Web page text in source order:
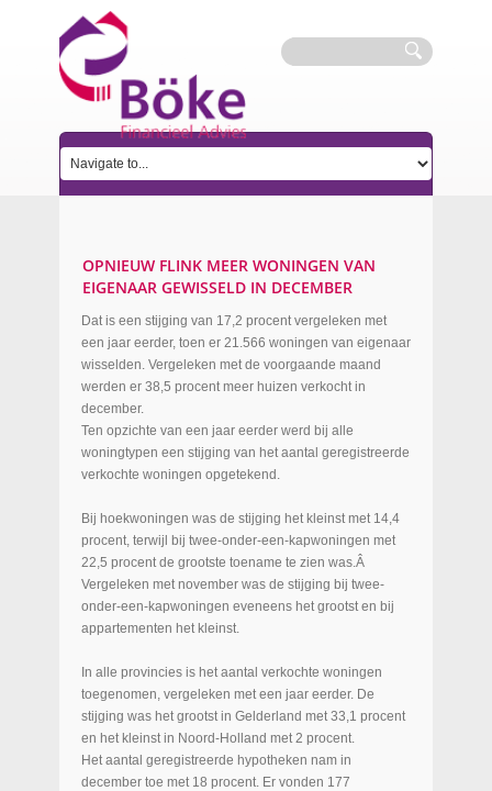
OPNIEUW FLINK MEER WONINGEN VAN
EIGENAAR GEWISSELD IN DECEMBER
Dat is een stijging van 17,2 procent vergeleken met
een jaar eerder, toen er 21.566 woningen van eigenaar
wisselden. Vergeleken met de voorgaande maand
werden er 38,5 procent meer huizen verkocht in
december.
Ten opzichte van een jaar eerder werd bij alle
woningtypen een stijging van het aantal geregistreerde
verkochte woningen opgetekend.
Bij hoekwoningen was de stijging het kleinst met 14,4
procent, terwijl bij twee-onder-een-kapwoningen met
22,5 procent de grootste toename te zien was.Â
Vergeleken met november was de stijging bij twee-
onder-een-kapwoningen eveneens het grootst en bij
appartementen het kleinst.
In alle provincies is het aantal verkochte woningen
toegenomen, vergeleken met een jaar eerder. De
stijging was het grootst in Gelderland met 33,1 procent
en het kleinst in Noord-Holland met 2 procent.
Het aantal geregistreerde hypotheken nam in
december toe met 18 procent. Er vonden 177